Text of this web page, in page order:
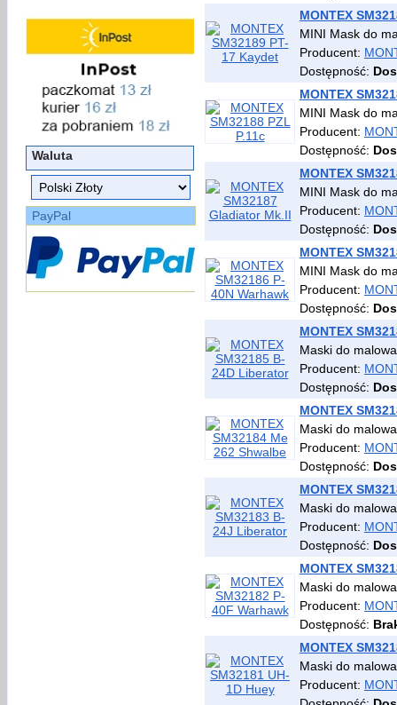
Waluta
PayPal
MONTEX
MINI Mask do
Producent:
Dostępność:
MONTEX
MINI Mask do
Producent:
Dostępność:
MONTEX
MINI Mask do
Producent:
Dostępność:
MONTEX
MINI Mask do
Producent:
Dostępność:
MONTEX
Maski do
Producent:
Dostępność:
MONTEX
Maski do
Producent:
Dostępność:
MONTEX
Maski do
Producent:
Dostępność:
MONTEX
Maski do
Producent:
Dostępność:
MONTEX
Maski do
Producent: